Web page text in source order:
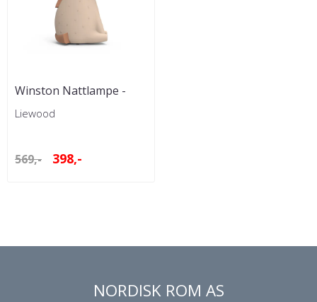
Winston Nattlampe -
Enhjørning
Liewood
569,- 398,-
NORDISK ROM AS